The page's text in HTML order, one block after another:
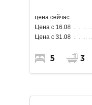
цена сейчас
Цена с 16.08
Цена с 31.08
5 3